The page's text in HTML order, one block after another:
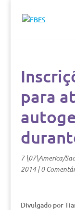
para
7 \07\America/
2014|0
Divulgado por